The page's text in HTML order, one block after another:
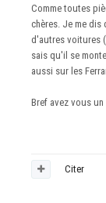
Comme toutes
chères. Je me
d'autres voitures
sais qu'il se monte
aussi sur les
Bref avez vous
Citer